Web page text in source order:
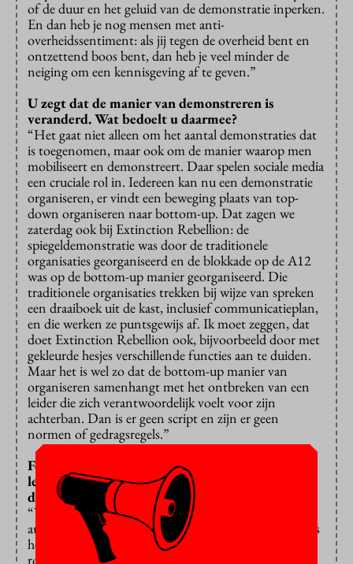
of de duur en het geluid van de demonstratie inperken.
En dan heb je nog mensen met anti-
overheidssentiment: als jij tegen de overheid bent en
ontzettend boos bent, dan heb je veel minder de
neiging om een kennisgeving af te geven.”
U zegt dat de manier van demonstreren is
veranderd. Wat bedoelt u daarmee?
“Het gaat niet alleen om het aantal demonstraties dat
is toegenomen, maar ook om de manier waarop men
mobiliseert en demonstreert. Daar spelen sociale media
een cruciale rol in. Iedereen kan nu een demonstratie
organiseren, er vindt een beweging plaats van top-
down organiseren naar bottom-up. Dat zagen we
zaterdag ook bij Extinction Rebellion: de
spiegeldemonstratie was door de traditionele
organisaties georganiseerd en de blokkade op de A12
was op de bottom-up manier georganiseerd. Die
traditionele organisaties trekken bij wijze van spreken
een draaiboek uit de kast, inclusief communicatieplan,
en die werken ze puntsgewijs af. Ik moet zeggen, dat
doet Extinction Rebellion ook, bijvoorbeeld door met
gekleurde hesjes verschillende functies aan te duiden.
Maar het is wel zo dat de bottom-up manier van
organiseren samenhangt met het ontbreken van een
leider die zich verantwoordelijk voelt voor zijn
achterban. Dan is er geen script en zijn er geen
normen of gedragsregels.”
Folkert Jensma schrijft dat de vele demonstraties
leiden tot de uitholling van het
demonstratierecht. Heeft hij een punt?
“Wie ik daar ook over spreek, de meerderheid van alle
autoriteiten ziet het demonstratierecht echt als bijkans
heilig. Dat werd vorige week tijdens het
rondetafelgesprek in de Tweede Kamer weer duidelijk.